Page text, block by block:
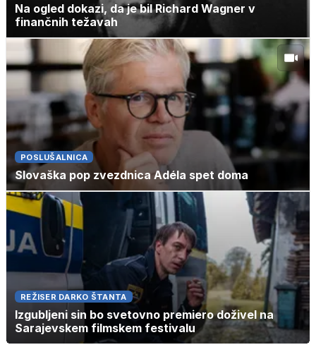
Na ogled dokazi, da je bil Richard Wagner v
finančnih težavah
POSLUŠALNICA
Slovaška pop zvezdnica Adéla spet doma
REŽISER DARKO ŠTANTA
Izgubljeni sin bo svetovno premiero doživel na
Sarajevskem filmskem festivalu